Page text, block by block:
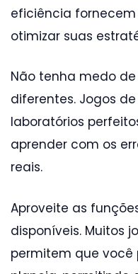
eficiência
otimizar suas
Não tenha medo
diferentes. Jogos
laboratórios
aprender com os
reais.
Aproveite as
disponíveis. Muitos
permitem que